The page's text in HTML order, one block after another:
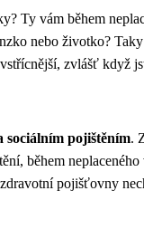
Ty vám během
nebo životko? Taky
zvlášť když
sociálním pojištěním.
během neplaceného
pojišťovny